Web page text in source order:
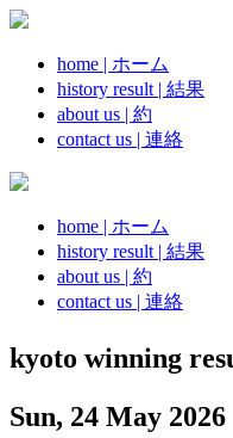
home | ホーム
history result | 結果
about us | 約
contact us | 連絡
home | ホーム
history result | 結果
about us | 約
contact us | 連絡
kyoto winning
Sun, 24 May 2026